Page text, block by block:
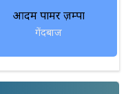
आदम पामर ज़म्पा
गेंदबाज